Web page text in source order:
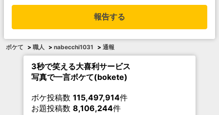
報告する
ボケて > 職人 > nabecchi1031 > 通報
3秒で笑える大喜利サービス
写真で一言ボケて(bokete)
ボケ投稿数 115,497,914件
お題投稿数 8,106,244件